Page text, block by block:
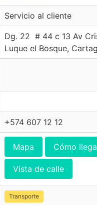
Servicio al cliente
Dg. 22 # 44 c 13 Av
Luque el Bosque,
+574 607 12 12
Mapa Cómo
Vista de calle
Transporte